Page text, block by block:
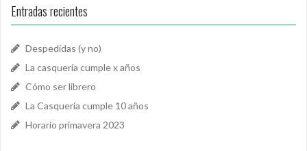
Entradas recientes
Despedidas (y no)
La casquería cumple x años
Cómo ser librero
La Casquería cumple 10 años
Horario primavera 2023